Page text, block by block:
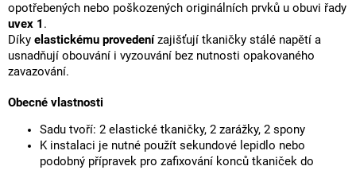
opotřebených nebo poškozených originálních prvků u obuvi řady
uvex 1 .
Díky elastickému provedenízajišťují tkaničky stálé napětí a
usnadňují obouvání i vyzouvání bez nutnosti opakovaného
zavazování.
Obecné vlastnosti
Sadu tvoří: 2 elastické tkaničky, 2 zarážky, 2 spony
K instalaci je nutné použít sekundové lepidlo nebo
podobný přípravek pro zafixování konců tkaniček do